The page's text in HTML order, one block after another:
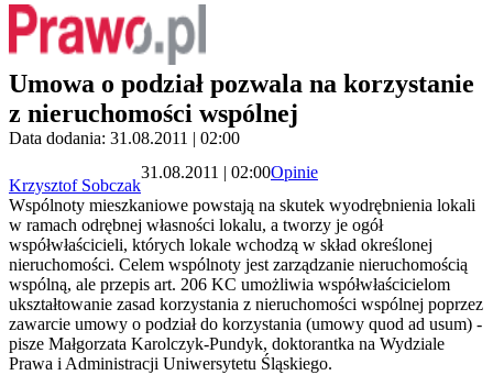
Umowa o podział pozwala na korzystanie
z nieruchomości wspólnej
Data dodania: 31.08.2011 | 02:00
Krzysztof Sobczak
31.08.2011 | 02:00Opinie
Wspólnoty mieszkaniowe powstają na skutek wyodrębnienia lokali
w ramach odrębnej własności lokalu, a tworzy je ogół
współwłaścicieli, których lokale wchodzą w skład określonej
nieruchomości. Celem wspólnoty jest zarządzanie nieruchomością
wspólną, ale przepis art. 206 KC umożliwia współwłaścicielom
ukształtowanie zasad korzystania z nieruchomości wspólnej poprzez
zawarcie umowy o podział do korzystania (umowy quod ad usum) -
pisze Małgorzata Karolczyk-Pundyk, doktorantka na Wydziale
Prawa i Administracji Uniwersytetu Śląskiego.